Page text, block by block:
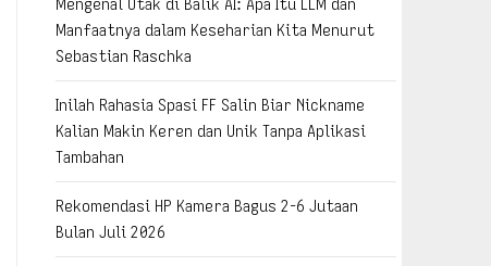
Manfaatnya dalam Keseharian Kita Menurut
Sebastian Raschka
Inilah Rahasia Spasi FF Salin Biar Nickname
Kalian Makin Keren dan Unik Tanpa Aplikasi
Tambahan
Rekomendasi HP Kamera Bagus 2-6 Jutaan
Bulan Juli 2026